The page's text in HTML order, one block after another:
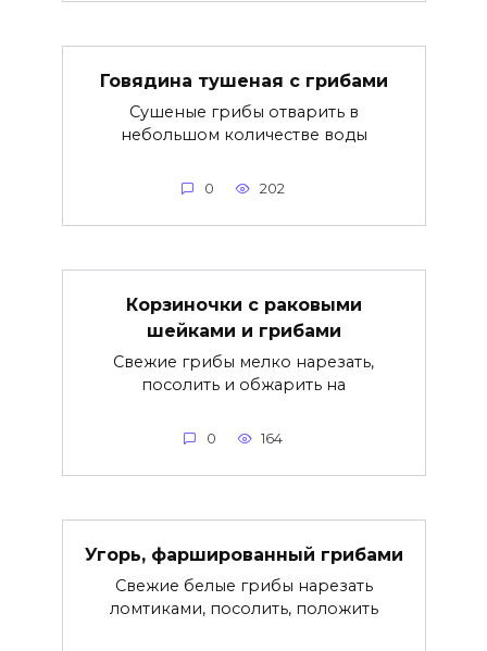
Говядина тушеная с грибами
Сушеные грибы отварить в
небольшом количестве воды
0 202
Корзиночки с раковыми
шейками и грибами
Свежие грибы мелко нарезать,
посолить и обжарить на
0 164
Угорь, фаршированный грибами
Свежие белые грибы нарезать
ломтиками, посолить, положить